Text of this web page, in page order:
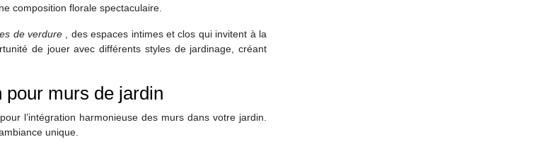
composition florale spectaculaire.
de verdure , des espaces intimes et clos qui invitent à la
de jouer avec différents styles de jardinage, créant
pour murs de jardin
l’intégration harmonieuse des murs dans votre jardin.
unique.